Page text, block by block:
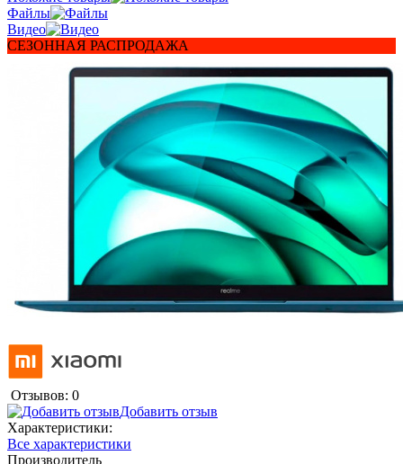
Файлы
Видео
СЕЗОННАЯ РАСПРОДАЖА
Отзывов: 0
Добавить отзыв
Характеристики:
Все характеристики
Производитель